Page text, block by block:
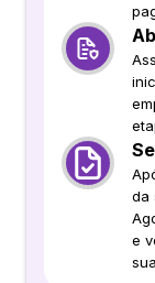
da
e